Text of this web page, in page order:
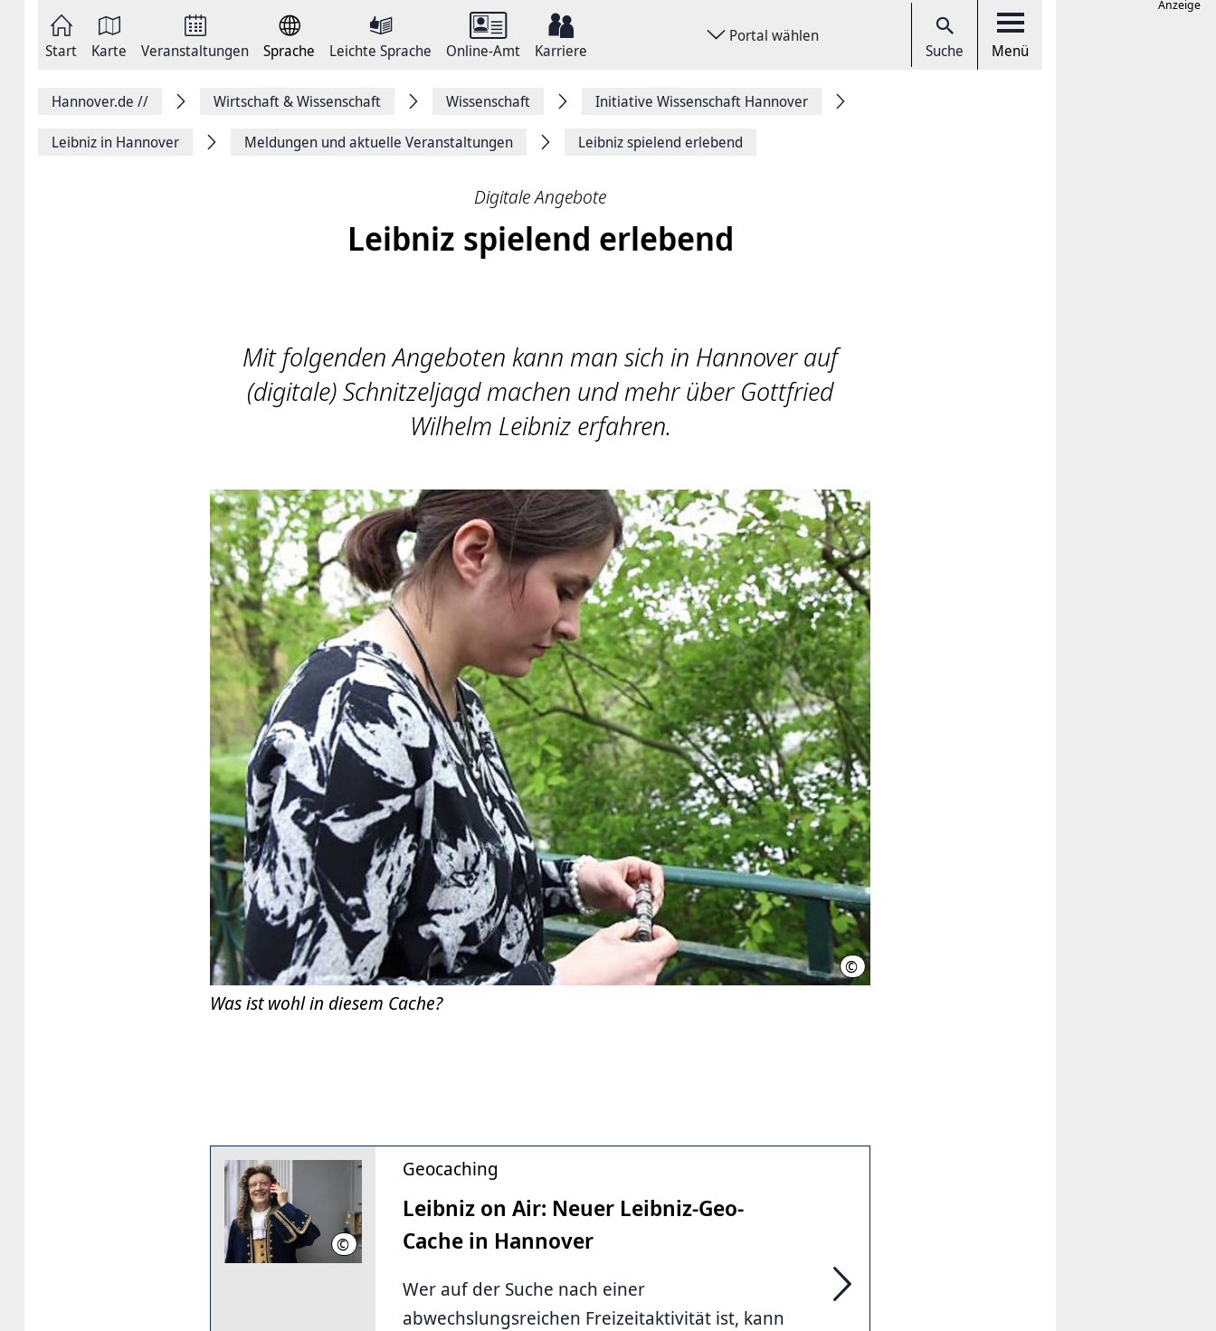
springen
Start Karte Veranstaltungen Sprache Leichte Sprache Online-Amt Karriere
Portal wählen
Suche Menü
FacebookHannover.de // Wirtschaft & Wissenschaft Wissenschaft Initiative Wissenschaft Hannover
Leibniz in Hannover Meldungen und aktuelle Veranstaltungen Leibniz spielend erlebend
Digitale Angebote
Leibniz spielend erlebend
Mit folgenden Angeboten kann man sich in Hannover auf
(digitale) Schnitzeljagd machen und mehr über Gottfried
Wilhelm Leibniz erfahren.
© hannover.de
Was ist wohl in diesem Cache?
© LHH / Nico Herzog
Geocaching
Leibniz on Air: Neuer Leibniz-Geo-
Cache in Hannover
Wer auf der Suche nach einer
abwechslungsreichen Freizeitaktivität ist, kann
Anzeige